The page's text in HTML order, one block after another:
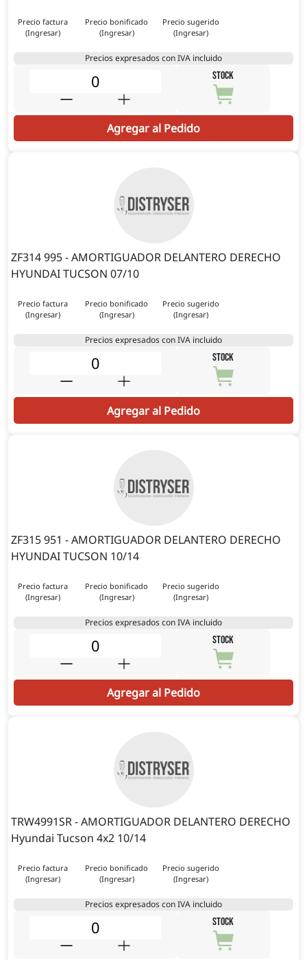
Precio factura
(Ingresar)
Precio bonificado
(Ingresar)
Precio sugerido
(Ingresar)
Precios expresados con IVA incluido
STOCK
Agregar al Pedido
ZF314 995 - AMORTIGUADOR DELANTERO DERECHO
HYUNDAI TUCSON 07/10
Precio factura
(Ingresar)
Precio bonificado
(Ingresar)
Precio sugerido
(Ingresar)
Precios expresados con IVA incluido
STOCK
Agregar al Pedido
ZF315 951 - AMORTIGUADOR DELANTERO DERECHO
HYUNDAI TUCSON 10/14
Precio factura
(Ingresar)
Precio bonificado
(Ingresar)
Precio sugerido
(Ingresar)
Precios expresados con IVA incluido
STOCK
Agregar al Pedido
TRW4991SR - AMORTIGUADOR DELANTERO DERECHO
Hyundai Tucson 4x2 10/14
Precio factura
(Ingresar)
Precio bonificado
(Ingresar)
Precio sugerido
(Ingresar)
Precios expresados con IVA incluido
STOCK